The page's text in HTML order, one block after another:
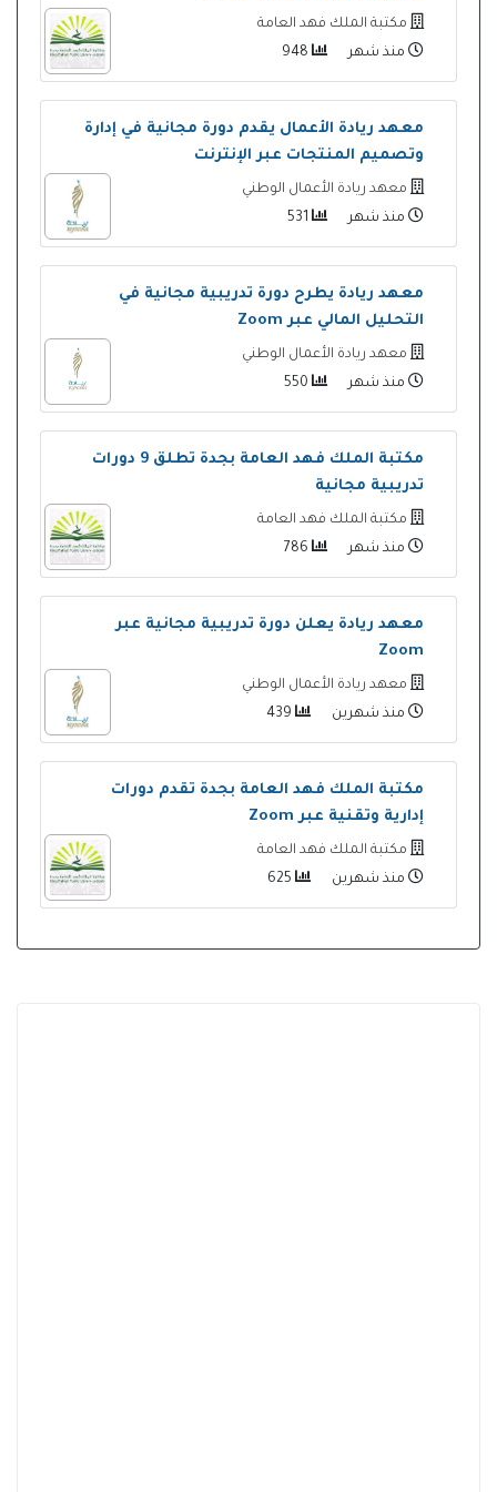
مكتبة الملك فهد العامة
منذ شهر
معهد ريادة الأعمال يقدم دورة مجانية في إدارة
وتصميم المنتجات عبر الإنترنت
معهد ريادة الأعمال الوطني
منذ شهر
معهد ريادة يطرح دورة تدريبية مجانية في
التحليل المالي عبر Zoom
معهد ريادة الأعمال الوطني
منذ شهر
مكتبة الملك فهد العامة بجدة تطلق 9 دورات
تدريبية مجانية
مكتبة الملك فهد العامة
منذ شهر
معهد ريادة يعلن دورة تدريبية مجانية عبر
Zoom
معهد ريادة الأعمال الوطني
منذ شهرين
مكتبة الملك فهد العامة بجدة تقدم دورات
إدارية وتقنية عبر Zoom
مكتبة الملك فهد العامة
منذ شهرين